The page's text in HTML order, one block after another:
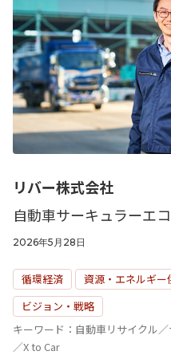
Activity
“事業活動”の
Strategy
“経営戦略”の
社外取締役の肖像
有識者の視点
活動トピックス
リバー株式会社
自動車サーキュラーエ
2026年5月28日
循環経済 資源・エネルギー
ビジョン・戦略
キーワード：自動車リサイクル
／X to Car